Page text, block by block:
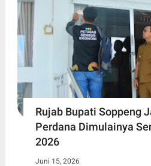
Rujab Bupati Soppeng
Perdana Dimulainya
2026
Juni 15, 2026